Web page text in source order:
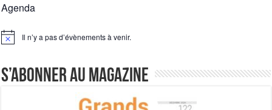
Agenda
Notice Il n’y a pas d’évènements à venir.
S’abonner au magazine